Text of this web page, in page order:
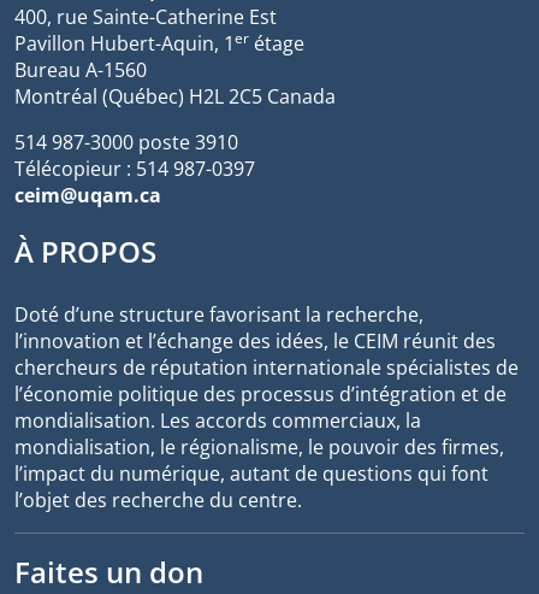
400, rue Sainte-Catherine Est
Pavillon Hubert-Aquin, 1er étage
Bureau A-1560
Montréal (Québec) H2L 2C5 Canada
514 987-3000 poste 3910
Télécopieur : 514 987-0397
ceim@uqam.ca
À PROPOS
Doté d’une structure favorisant la recherche,
l’innovation et l’échange des idées, le CEIM réunit des
chercheurs de réputation internationale spécialistes de
l’économie politique des processus d’intégration et de
mondialisation. Les accords commerciaux, la
mondialisation, le régionalisme, le pouvoir des firmes,
l’impact du numérique, autant de questions qui font
l’objet des recherche du centre.
Faites un don